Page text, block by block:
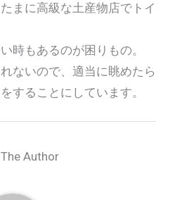
まに高級な土産物店でトイ
時もあるのが困りもの。
ないので、適当に眺めたら
することにしています。
Author